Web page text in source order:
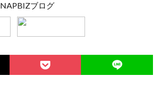
NAPBIZブログ